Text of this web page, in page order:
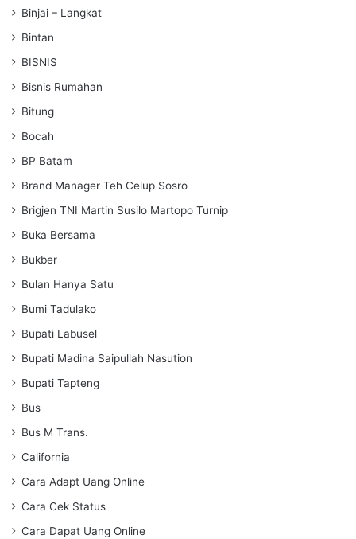
Binjai – Langkat
Bintan
BISNIS
Bisnis Rumahan
Bitung
Bocah
BP Batam
Brand Manager Teh Celup Sosro
Brigjen TNI Martin Susilo Martopo Turnip
Buka Bersama
Bukber
Bulan Hanya Satu
Bumi Tadulako
Bupati Labusel
Bupati Madina Saipullah Nasution
Bupati Tapteng
Bus
Bus M Trans.
California
Cara Adapt Uang Online
Cara Cek Status
Cara Dapat Uang Online